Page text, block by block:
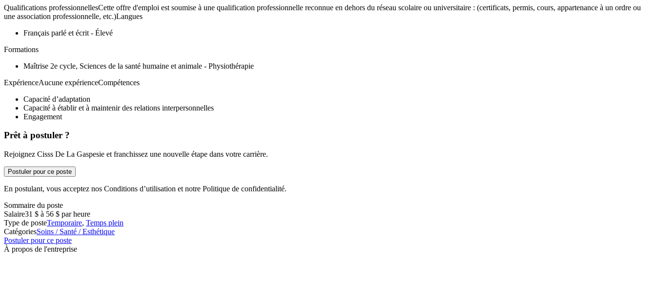
Qualifications professionnellesCette offre d'emploi est soumise à une qualification professionnelle reconnue en dehors du réseau scolaire ou universitaire : (certificats, permis, cours, appartenance à un ordre ou
une association professionnelle, etc.)Langues
Français parlé et écrit - Élevé
Formations
Maîtrise 2e cycle, Sciences de la santé humaine et animale - Physiothérapie
ExpérienceAucune expérienceCompétences
Capacité d’adaptation
Capacité à établir et à maintenir des relations interpersonnelles
Engagement
Prêt à postuler ?
Rejoignez Cisss De La Gaspesie et franchissez une nouvelle étape dans votre carrière.
Postuler pour ce poste
En postulant, vous acceptez nos Conditions d’utilisation et notre Politique de confidentialité.
Sommaire du poste
Salaire31 $ à 56 $ par heure
Type de posteTemporaire, Temps plein
CatégoriesSoins / Santé / Esthétique
Postuler pour ce poste
À propos de l'entreprise